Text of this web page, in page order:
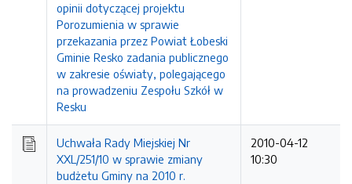
opinii dotyczącej projektu
Porozumienia w sprawie
przekazania przez Powiat Łobeski
Gminie Resko zadania publicznego
w zakresie oświaty, polegającego
na prowadzeniu Zespołu Szkół w
Resku
Uchwała Rady Miejskiej Nr
XXL/251/10 w sprawie zmiany
budżetu Gminy na 2010 r.
2010-04-12
10:30